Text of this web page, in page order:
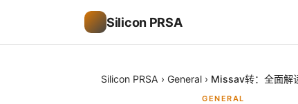
Silicon PRSA
Silicon PRSA › General › Missav转：全面解
GENERAL